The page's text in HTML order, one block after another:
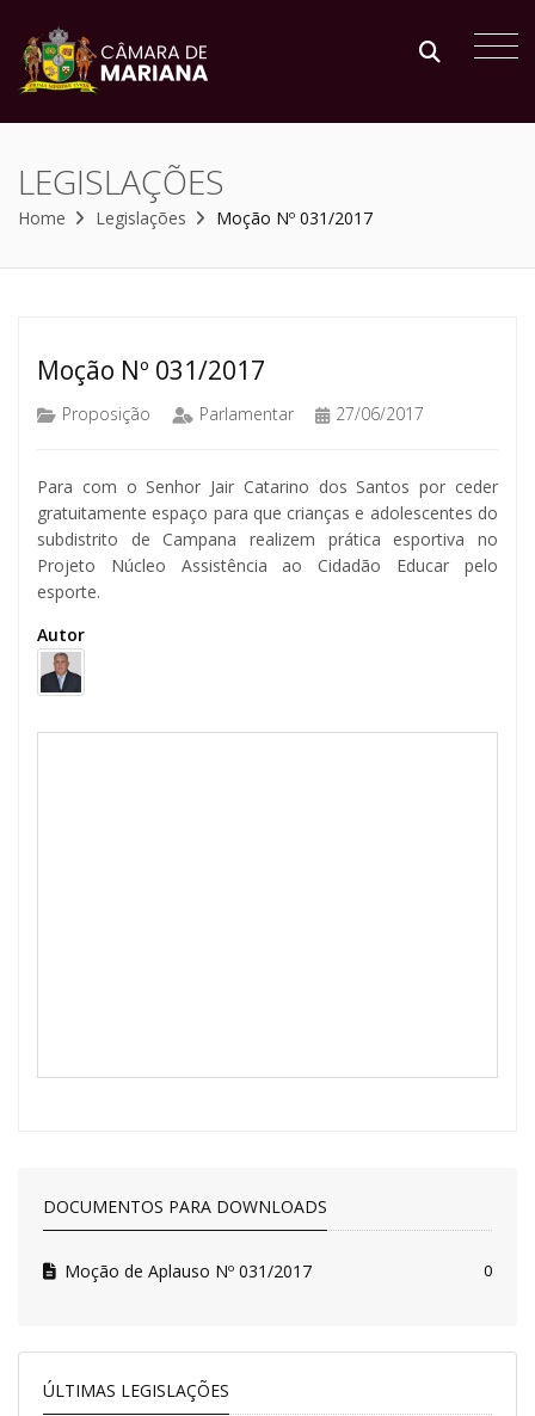
LEGISLAÇÕES
Home Legislações Moção Nº 031/2017
Moção Nº 031/2017
Proposição Parlamentar 27/06/2017
Para com o Senhor Jair Catarino dos Santos por ceder
gratuitamente espaço para que crianças e adolescentes do
subdistrito de Campana realizem prática esportiva no
Projeto Núcleo Assistência ao Cidadão Educar pelo
esporte.
Autor
DOCUMENTOS PARA DOWNLOADS
Moção de Aplauso Nº 031/2017 0
ÚLTIMAS LEGISLAÇÕES